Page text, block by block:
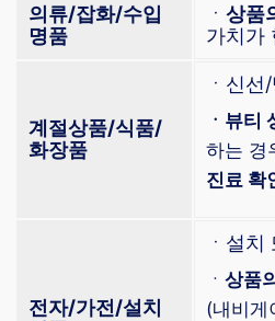
의류/잡화/수입
명품
ㆍ 상품
가치가
계절상품/식품/
화장품
ㆍ신
ㆍ뷰티
하는 경
진료 확
전자/가전/설치
ㆍ설
ㆍ 상품
(내비게